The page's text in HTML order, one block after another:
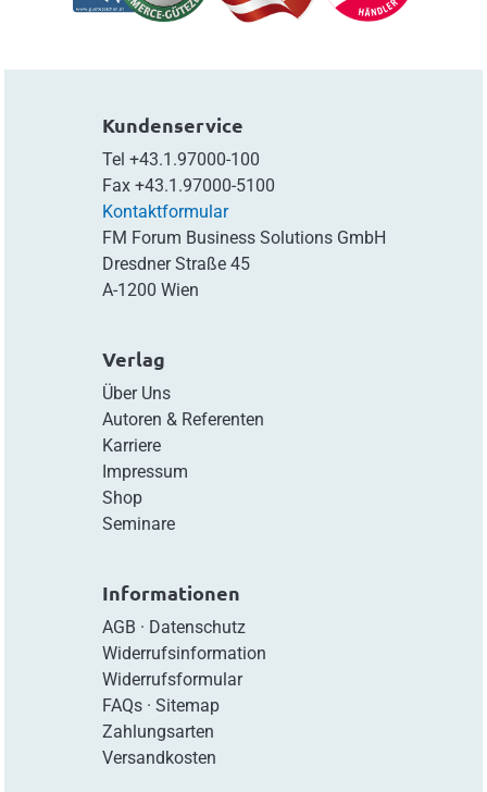
Kundenservice
Tel +43.1.97000-100
Fax +43.1.97000-5100
Kontaktformular
FM Forum Business Solutions GmbH
Dresdner Straße 45
A-1200 Wien
Verlag
Über Uns
Autoren & Referenten
Karriere
Impressum
Shop
Seminare
Informationen
AGB · Datenschutz
Widerrufsinformation
Widerrufsformular
FAQs· Sitemap
Zahlungsarten
Versandkosten